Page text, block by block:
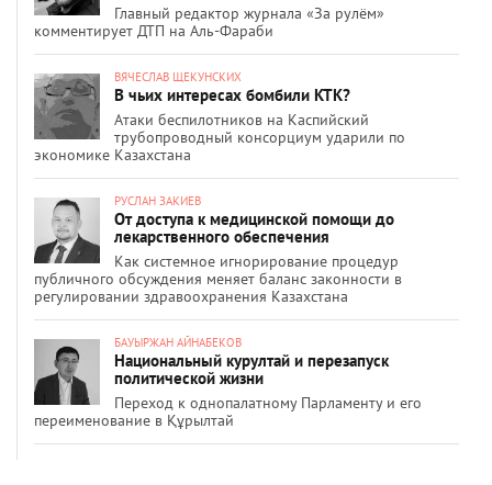
Главный редактор журнала «За рулём»
комментирует ДТП на Аль-Фараби
ВЯЧЕСЛАВ ЩЕКУНСКИХ
В чьих интересах бомбили КТК?
Атаки беспилотников на Каспийский
трубопроводный консорциум ударили по
экономике Казахстана
РУСЛАН ЗАКИЕВ
От доступа к медицинской помощи до
лекарственного обеспечения
Как системное игнорирование процедур
публичного обсуждения меняет баланс законности в
регулировании здравоохранения Казахстана
БАУЫРЖАН АЙНАБЕКОВ
Национальный курултай и перезапуск
политической жизни
Переход к однопалатному Парламенту и его
переименование в Құрылтай